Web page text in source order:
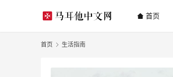
首页
首页 生活指南